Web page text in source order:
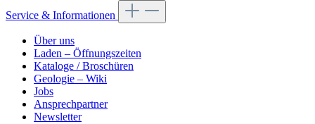
Service & Informationen
Über uns
Laden – Öffnungszeiten
Kataloge / Broschüren
Geologie – Wiki
Jobs
Ansprechpartner
Newsletter